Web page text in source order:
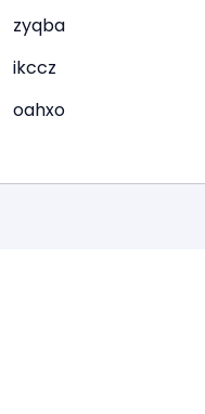
zyqba
ikccz
oahxo